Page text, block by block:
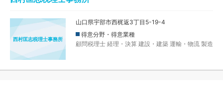
西村匡志税理士事務所
山口県宇部市西梶返3丁目5-19-4
得意分野・得意業種
顧問税理士 経理・決算 建設・建築 運輸・物流 製造